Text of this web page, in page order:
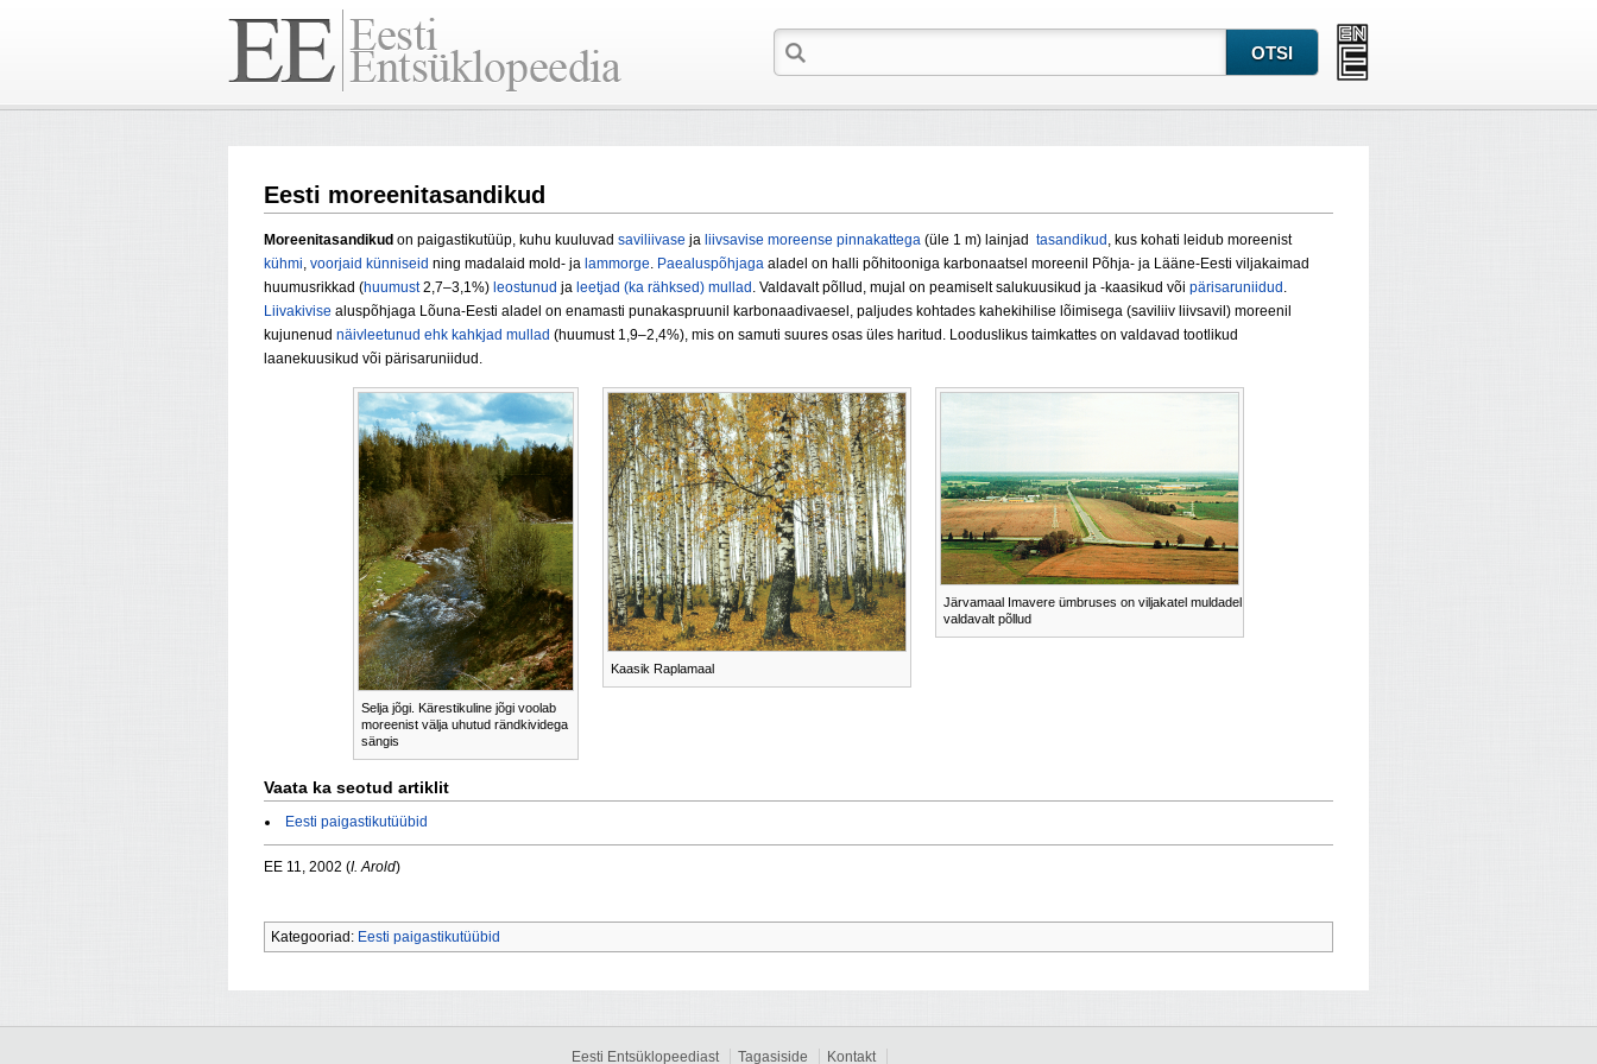
Eesti moreenitasandikud
Moreenitasandikud on paigastikutüüp, kuhu kuuluvad saviliivase ja liivsavise moreense pinnakattega (üle 1 m) lainjad tasandikud , kus kohati leidub moreenist
kühmi, voorjaid künniseid ning madalaid mold- ja lammorge. Paealuspõhjaga aladel on halli põhitooniga karbonaatsel moreenil Põhja- ja Lääne-Eesti viljakaimad
huumusrikkad (huumust2,7–3,1%) leostunud ja leetjad (ka rähksed) mullad . Valdavalt põllud, mujal on peamiselt salukuusikud ja -kaasikud või pärisaruniidud .
Liivakivise aluspõhjaga Lõuna-Eesti aladel on enamasti punakaspruunil karbonaadivaesel, paljudes kohtades kahekihilise lõimisega (saviliiv liivsavil) moreenil
kujunenud näivleetunud ehk kahkjad mullad (huumust 1,9–2,4%), mis on samuti suures osas üles haritud. Looduslikus taimkattes on valdavad tootlikud
laanekuusikud või pärisaruniidud.
Selja jõgi. Kärestikuline jõgi voolab
moreenist välja uhutud rändkividega
sängis
Kaasik Raplamaal
Järvamaal Imavere ümbruses on viljakatel muldadel
valdavalt põllud
Vaata ka seotud artiklit
Eesti paigastikutüübid
EE 11, 2002 (I. Arold)
Kategooriad: Eesti paigastikutüübid
Eesti Entsüklopeediast Tagasiside Kontakt